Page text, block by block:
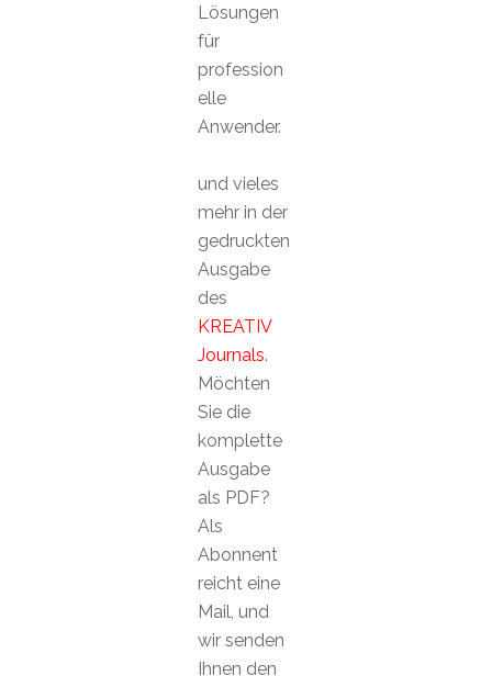
Lösungen
für
profession
elle
Anwender.
und vieles
mehr in der
gedruckten
Ausgabe
des
KREATIV
Journals.
Möchten
Sie die
komplette
Ausgabe
als PDF?
Als
Abonnent
reicht eine
Mail, und
wir senden
Ihnen den